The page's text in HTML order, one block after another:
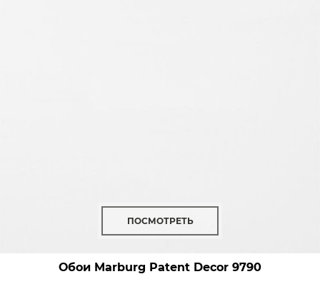
ПОСМОТРЕТЬ
Обои Marburg Patent Decor 9790